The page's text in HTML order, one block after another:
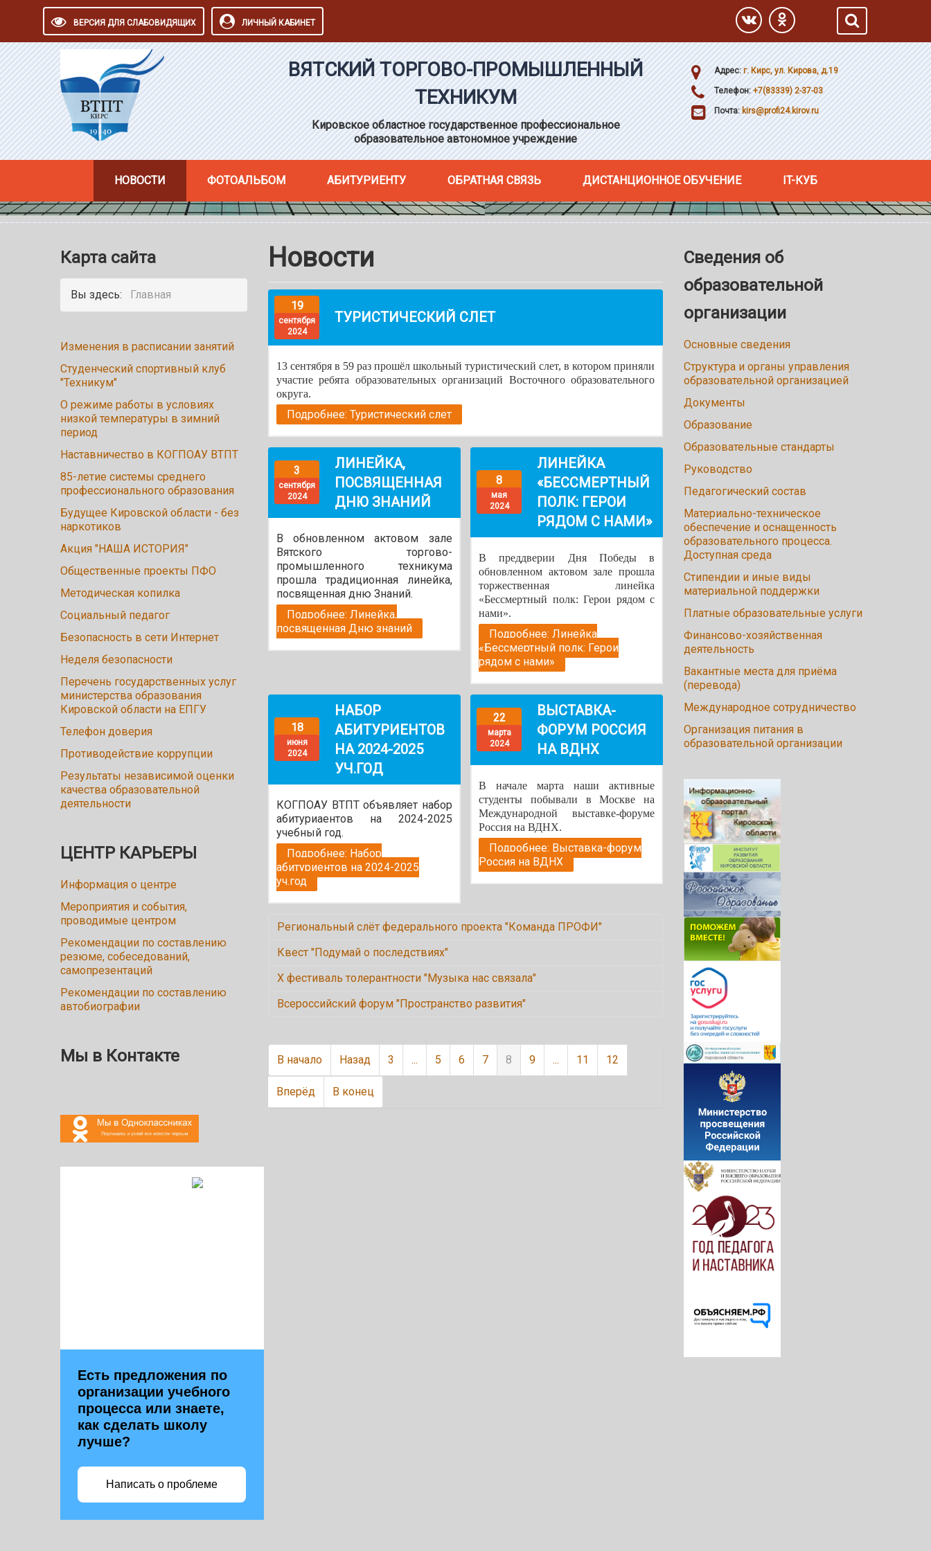
ВЕРСИЯ ДЛЯ СЛАБОВИДЯЩИХ ЛИЧНЫЙ КАБИНЕТ
ВЯТСКИЙ ТОРГОВО-ПРОМЫШЛЕННЫЙ
ТЕХНИКУМ
Кировское областное государственное профессиональное
образовательное автономное учреждение
Адрес: г. Кирс, ул. Кирова, д.19
Телефон: +7(83339) 2-37-03
Почта: kirs@profi24.kirov.ru
НОВОСТИ ФОТОАЛЬБОМ АБИТУРИЕНТУ ОБРАТНАЯ СВЯЗЬ ДИСТАНЦИОННОЕ ОБУЧЕНИЕ IT-КУБ
Карта сайта
Вы здесь: Главная
Изменения в расписании занятий
Студенческий спортивный клуб
"Техникум"
О режиме работы в условиях
низкой температуры в зимний
период
Наставничество в КОГПОАУ ВТПТ
85-летие системы среднего
профессионального образования
Будущее Кировской области - без
наркотиков
Акция "НАША ИСТОРИЯ"
Общественные проекты ПФО
Методическая копилка
Социальный педагог
Безопасность в сети Интернет
Неделя безопасности
Перечень государственных услуг
министерства образования
Кировской области на ЕПГУ
Телефон доверия
Противодействие коррупции
Результаты независимой оценки
качества образовательной
деятельности
ЦЕНТР КАРЬЕРЫ
Информация о центре
Мероприятия и события,
проводимые центром
Рекомендации по составлению
резюме, собеседований,
самопрезентаций
Рекомендации по составлению
автобиографии
Мы в Контакте
Есть предложения по
организации учебного
процесса или знаете,
как сделать школу
лучше?
Написать о проблеме
Новости
19
сентября
2024
ТУРИСТИЧЕСКИЙ СЛЕТ
13 сентября в 59 раз прошёл школьный туристический слет, в котором приняли
участие ребята образовательных организаций Восточного образовательного
округа.
Подробнее: Туристический слет
3
сентября
2024
ЛИНЕЙКА,
ПОСВЯЩЕННАЯ
ДНЮ ЗНАНИЙ
В обновленном актовом зале
Вятского торгово-
промышленного техникума
прошла традиционная линейка,
посвященная дню Знаний.
Подробнее: Линейка,
посвященная Дню знаний
8
мая
2024
ЛИНЕЙКА
«БЕССМЕРТНЫЙ
ПОЛК: ГЕРОИ
РЯДОМ С НАМИ»
В преддверии Дня Победы в
обновленном актовом зале прошла
торжественная линейка
«Бессмертный полк: Герои рядом с
нами».
Подробнее: Линейка
«Бессмертный полк: Герои
рядом с нами»
18
июня
2024
НАБОР
АБИТУРИЕНТОВ
НА 2024-2025
УЧ.ГОД
КОГПОАУ ВТПТ объявляет набор
абитуриаентов на 2024-2025
учебный год.
Подробнее: Набор
абитуриентов на 2024-2025
уч.год
22
марта
2024
ВЫСТАВКА-
ФОРУМ РОССИЯ
НА ВДНХ
В начале марта наши активные
студенты побывали в Москве на
Международной выставке-форуме
Россия на ВДНХ.
Подробнее: Выставка-форум
Россия на ВДНХ
Региональный слёт федерального проекта "Команда ПРОФИ"
Квест "Подумай о последствиях"
X фестиваль толерантности "Музыка нас связала"
Всероссийский форум "Пространство развития"
В начало Назад 3 ... 5 6 7 8 9 ... 11 12
Вперёд В конец
Сведения об
образовательной
организации
Основные сведения
Структура и органы управления
образовательной организацией
Документы
Образование
Образовательные стандарты
Руководство
Педагогический состав
Материально-техническое
обеспечение и оснащенность
образовательного процесса.
Доступная среда
Стипендии и иные виды
материальной поддержки
Платные образовательные услуги
Финансово-хозяйственная
деятельность
Вакантные места для приёма
(перевода)
Международное сотрудничество
Организация питания в
образовательной организации